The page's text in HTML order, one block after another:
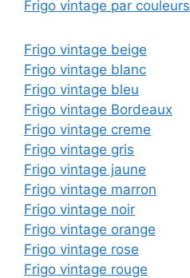
Frigo vintage par couleurs
Frigo vintage beige
Frigo vintage blanc
Frigo vintage bleu
Frigo vintage Bordeaux
Frigo vintage creme
Frigo vintage gris
Frigo vintage jaune
Frigo vintage marron
Frigo vintage noir
Frigo vintage orange
Frigo vintage rose
Frigo vintage rouge